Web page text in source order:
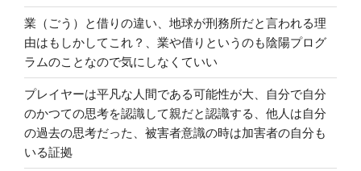
業（ごう）と借りの違い、地球が刑務所だと言われる理
由はもしかしてこれ？、業や借りというのも陰陽プログ
ラムのことなので気にしなくていい
プレイヤーは平凡な人間である可能性が大、自分で自分
のかつての思考を認識して親だと認識する、他人は自分
の過去の思考だった、被害者意識の時は加害者の自分も
いる証拠